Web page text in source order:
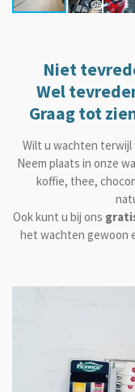
Niet
Wel
Graag tot
Wilt u wachten terwijl
Neem plaats in onze
koffie, thee,
Ook kunt u bij ons
het wachten gewoon